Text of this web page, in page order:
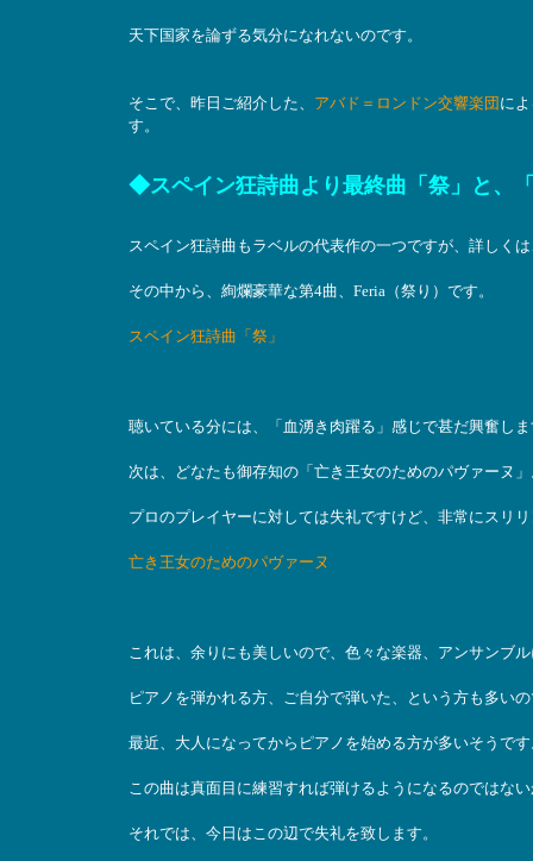
天下国家を論ずる気分になれないのです。
そこで、昨日ご紹介した、 アバド＝ロンドン交響楽団 に
す。
◆スペイン狂詩曲より最終曲「祭」と、
スペイン狂詩曲もラベルの代表作の一つですが、詳しくは
その中から、絢爛豪華な第4曲、Feria（祭り）です。
スペイン狂詩曲「祭」
聴いている分には、「血湧き肉躍る」感じで甚だ興奮し
次は、どなたも御存知の「亡き王女のためのパヴァーヌ
プロのプレイヤーに対しては失礼ですけど、非常にスリ
亡き王女のためのパヴァーヌ
これは、余りにも美しいので、色々な楽器、アンサンブ
ピアノを弾かれる方、ご自分で弾いた、という方も多い
最近、大人になってからピアノを始める方が多いそうで
この曲は真面目に練習すれば弾けるようになるのではな
それでは、今日はこの辺で失礼を致します。